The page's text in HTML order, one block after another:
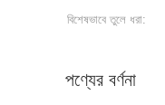
বিশেষভাবে তুলে ধরা:
পণ্যের বর্ণনা